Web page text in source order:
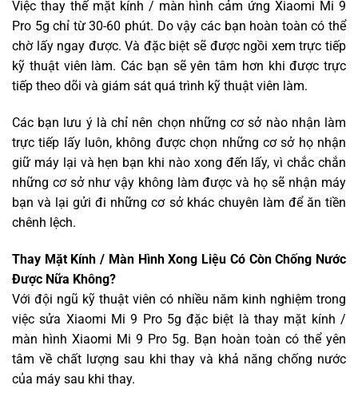
Việc thay thế mặt kính / màn hình cảm ứng Xiaomi Mi 9
Pro 5g chỉ từ 30-60 phút. Do vậy các bạn hoàn toàn có thể
chờ lấy ngay được. Và đặc biệt sẽ được ngồi xem trực tiếp
kỹ thuật viên làm. Các bạn sẽ yên tâm hơn khi được trực
tiếp theo dõi và giám sát quá trình kỹ thuật viên làm.
Các bạn lưu ý là chỉ nên chọn những cơ sở nào nhận làm
trực tiếp lấy luôn, không được chọn những cơ sở họ nhận
giữ máy lại và hẹn bạn khi nào xong đến lấy, vì chắc chắn
những cơ sở như vậy không làm được và họ sẽ nhận máy
bạn và lại gửi đi những cơ sở khác chuyên làm để ăn tiền
chênh lệch.
Thay Mặt Kính / Màn Hình Xong Liệu Có Còn Chống Nước
Được Nữa Không?
Với đội ngũ kỹ thuật viên có nhiều năm kinh nghiệm trong
việc sửa Xiaomi Mi 9 Pro 5g đặc biệt là thay mặt kính /
màn hình Xiaomi Mi 9 Pro 5g. Bạn hoàn toàn có thể yên
tâm về chất lượng sau khi thay và khả năng chống nước
của máy sau khi thay.